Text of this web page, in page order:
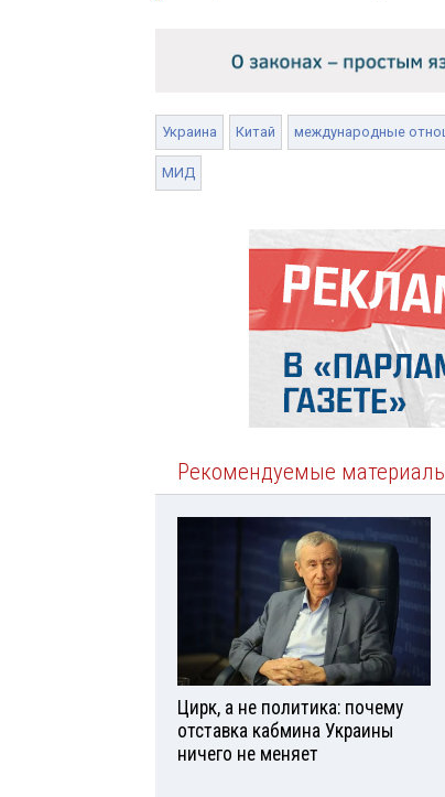
Украина Китай международные
МИД
Рекомендуемые
Цирк, а не политика: почему
отставка кабмина Украины
ничего не меняет